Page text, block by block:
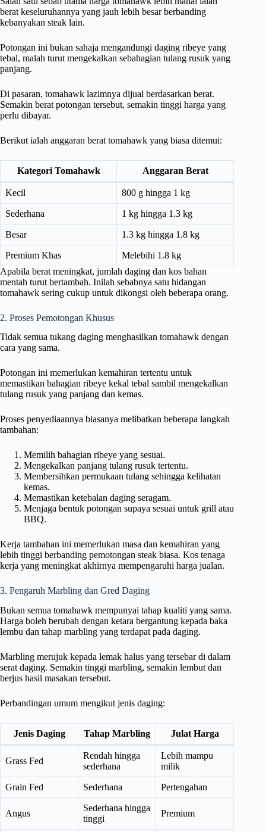
berat keseluruhannya yang jauh lebih besar berbanding
kebanyakan steak lain.
Potongan ini bukan sahaja mengandungi daging ribeye yang
tebal, malah turut mengekalkan sebahagian tulang rusuk yang
panjang.
Di pasaran, tomahawk lazimnya dijual berdasarkan berat.
Semakin berat potongan tersebut, semakin tinggi harga yang
perlu dibayar.
Berikut ialah anggaran berat tomahawk yang biasa ditemui:
Kategori Tomahawk Anggaran Berat
Kecil 800 g hingga 1 kg
Sederhana 1 kg hingga 1.3 kg
Besar 1.3 kg hingga 1.8 kg
Premium Khas
Melebihi 1.8 kg
Apabila berat meningkat, jumlah daging dan kos bahan
mentah turut bertambah. Inilah sebabnya satu hidangan
tomahawk sering cukup untuk dikongsi oleh beberapa orang.
2. Proses Pemotongan Khusus
Tidak semua tukang daging menghasilkan tomahawk dengan
cara yang sama.
Potongan ini memerlukan kemahiran tertentu untuk
memastikan bahagian ribeye kekal tebal sambil mengekalkan
tulang rusuk yang panjang dan kemas.
Proses penyediaannya biasanya melibatkan beberapa langkah
tambahan:
Memilih bahagian ribeye yang sesuai.
Mengekalkan panjang tulang rusuk tertentu.
Membersihkan permukaan tulang sehingga kelihatan
kemas.
Memastikan ketebalan daging seragam.
Menjaga bentuk potongan supaya sesuai untuk grill atau
BBQ.
Kerja tambahan ini memerlukan masa dan kemahiran yang
lebih tinggi berbanding pemotongan steak biasa. Kos tenaga
kerja yang meningkat akhirnya mempengaruhi harga jualan.
3. Pengaruh Marbling dan Gred Daging
Bukan semua tomahawk mempunyai tahap kualiti yang sama.
Harga boleh berubah dengan ketara bergantung kepada baka
lembu dan tahap marbling yang terdapat pada daging.
Marbling merujuk kepada lemak halus yang tersebar di dalam
serat daging. Semakin tinggi marbling, semakin lembut dan
berjus hasil masakan tersebut.
Perbandingan umum mengikut jenis daging:
Jenis Daging Tahap Marbling Julat Harga
Grass Fed
Rendah hingga
sederhana
Lebih mampu
milik
Grain Fed Sederhana Pertengahan
Angus
Sederhana hingga
tinggi
Premium